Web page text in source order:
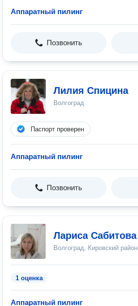
Аппаратный пилинг
Позвонить
Лилия Спицина
Волгоград
Паспорт проверен
Аппаратный пилинг
Позвонить
Лариса Сабитова
Волгоград, Кировский район
1 оценка
Аппаратный пилинг